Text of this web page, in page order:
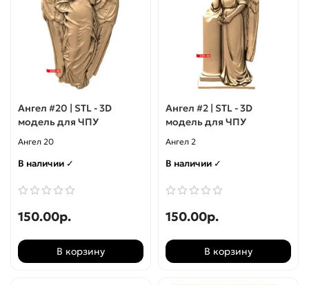
Ангел #20 | STL - 3D
модель для ЧПУ
Ангел 20
В наличии ✓
150.00р.
В корзину
Ангел #2 | STL - 3D
модель для ЧПУ
Ангел 2
В наличии ✓
150.00р.
В корзину